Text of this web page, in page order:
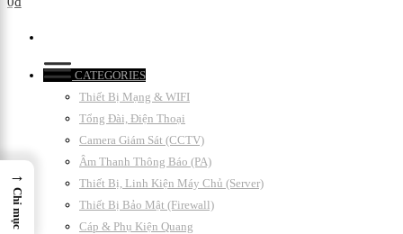
CATEGORIES
Thiết Bị Mạng & WIFI
Tổng Đài, Điện Thoại
Camera Giám Sát (CCTV)
Âm Thanh Thông Báo (PA)
Thiết Bị, Linh Kiện Máy Chủ (Server)
Thiết Bị Bảo Mật (Firewall)
Cáp & Phụ Kiện Quang
→
Chỉ mục